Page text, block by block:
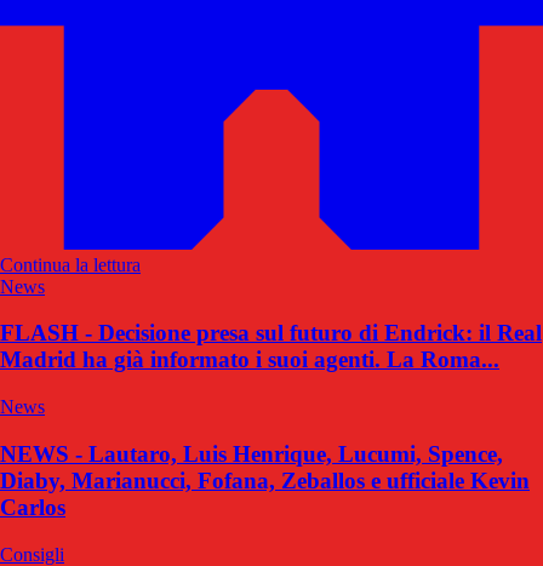
Continua la lettura
News
FLASH - Decisione presa sul futuro di Endrick: il Real
Madrid ha già informato i suoi agenti. La Roma...
News
NEWS - Lautaro, Luis Henrique, Lucumi, Spence,
Diaby, Marianucci, Fofana, Zeballos e ufficiale Kevin
Carlos
Consigli